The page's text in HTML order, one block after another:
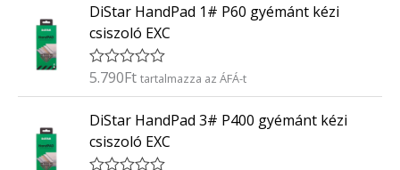
/
5
é
e
l
é
s
:
/
5
DiStar HandPad 1# P60 gyémánt kézi
csiszoló EXC
É
é
e
l
5.790Ft tartalmazza az ÁFÁ-t
DiStar HandPad 3# P400 gyémánt kézi
csiszoló EXC